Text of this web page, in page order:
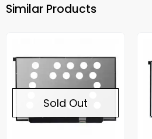
Similar Products
Sold Out